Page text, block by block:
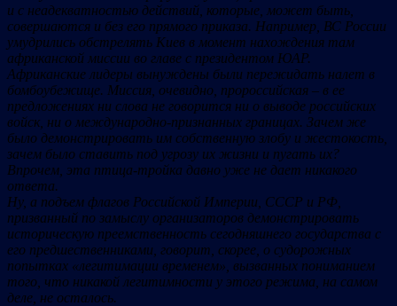
и с неадекватностью действий, которые, может быть,
совершаются и без его прямого приказа. Например, ВС России
умудрились обстрелять Киев в момент нахождения там
африканской миссии во главе с президентом ЮАР.
Африканские лидеры вынуждены были пережидать налет в
бомбоубежище. Миссия, очевидно, пророссийская – в ее
предложениях ни слова не говорится ни о выводе российских
войск, ни о международно-признанных границах. Зачем же
было демонстрировать им собственную злобу и жестокость,
зачем было ставить под угрозу их жизни и пугать их?
Впрочем, эта птица-тройка давно уже не дает никакого
ответа.
Ну, а подъем флагов Российской Империи, СССР и РФ,
призванный по замыслу организаторов демонстрировать
историческую преемственность сегодняшнего государства с
его предшественниками, говорит, скорее, о судорожных
попытках «легитимации временем», вызванных пониманием
того, что никакой легитимности у этого режима, на самом
деле, не осталось.